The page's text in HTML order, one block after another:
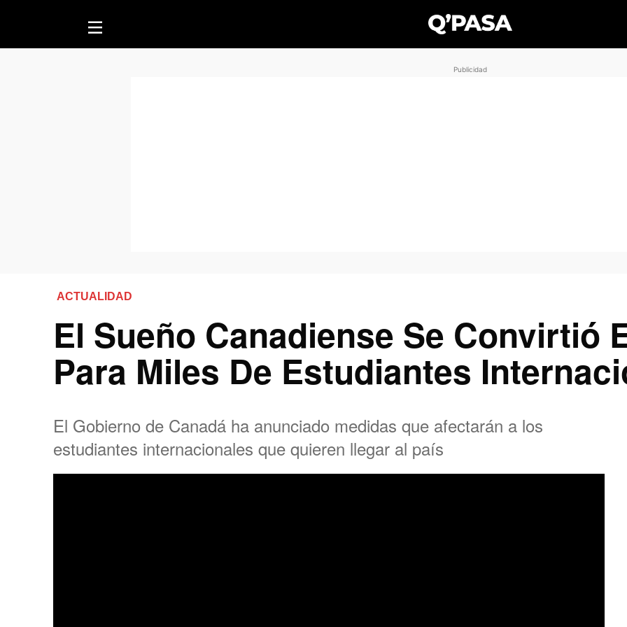
Publicidad
ACTUALIDAD
El Sueño Canadiense Se Convirtió
Para Miles De Estudiantes
El Gobierno de Canadá ha anunciado medidas que afectarán a los
estudiantes internacionales que quieren llegar al país